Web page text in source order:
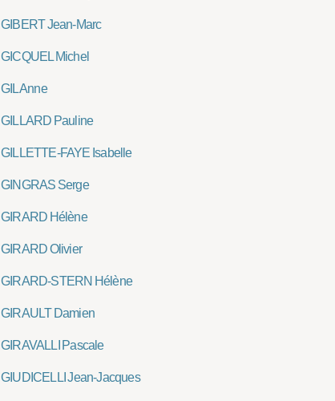
GIBERT Jean-Marc
GICQUEL Michel
GIL Anne
GILLARD Pauline
GILLETTE-FAYE Isabelle
GINGRAS Serge
GIRARD Hélène
GIRARD Olivier
GIRARD-STERN Hélène
GIRAULT Damien
GIRAVALLI Pascale
GIUDICELLI Jean-Jacques